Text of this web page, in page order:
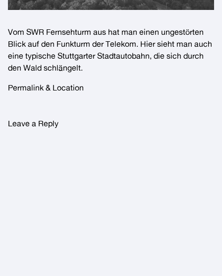
Vom SWR Fernsehturm aus hat man einen ungestörten
Blick auf den Funkturm der Telekom. Hier sieht man auch
eine typische Stuttgarter Stadtautobahn, die sich durch
den Wald schlängelt.
Permalink & Location
Leave a Reply